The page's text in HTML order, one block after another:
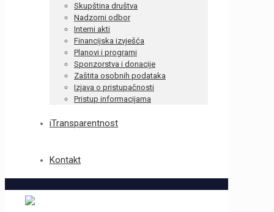
Skupština društva
Nadzorni odbor
Interni akti
Financijska izvješća
Planovi i programi
Sponzorstva i donacije
Zaštita osobnih podataka
Izjava o pristupačnosti
Pristup informacijama
iTransparentnost
Kontakt